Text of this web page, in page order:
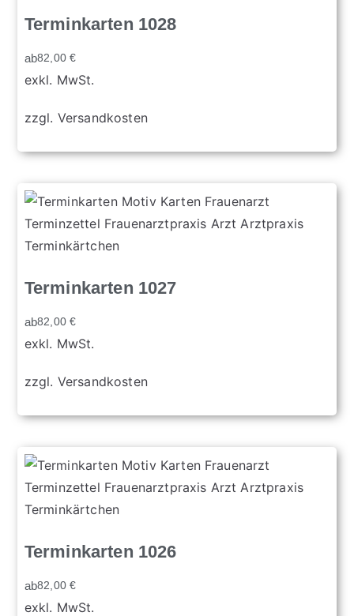
Terminkarten 1028
ab82,00€
exkl. MwSt.
zzgl. Versandkosten
Terminkarten 1027
ab82,00€
exkl. MwSt.
zzgl. Versandkosten
Terminkarten 1026
ab82,00€
exkl. MwSt.